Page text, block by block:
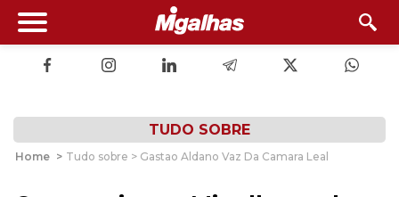
TUDO SOBRE
Home > Tudo sobre > Gastao Aldano Vaz Da Camara Leal